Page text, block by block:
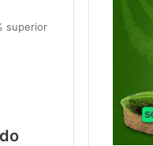
superior